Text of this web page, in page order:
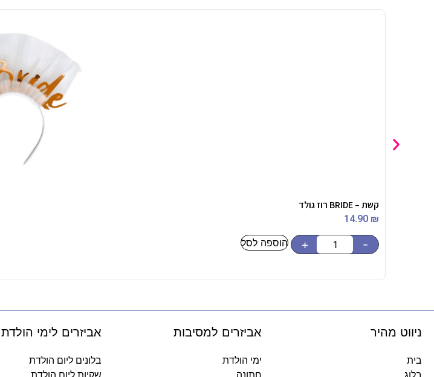
קשת – BRIDE רוז גולד
14.90 ₪
-
+ הוספה לסל
ניווט מהיר
בית
אביזרים למסיבות
ימי הולדת
אביזרים לימי הולדת
בלונים ליום הולדת